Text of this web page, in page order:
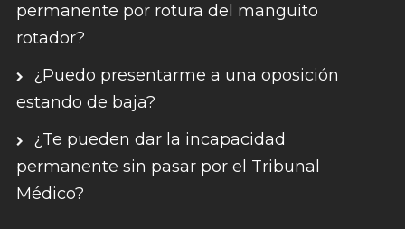
permanente por rotura del manguito
rotador?
¿Puedo presentarme a una oposición
estando de baja?
¿Te pueden dar la incapacidad
permanente sin pasar por el Tribunal
Médico?